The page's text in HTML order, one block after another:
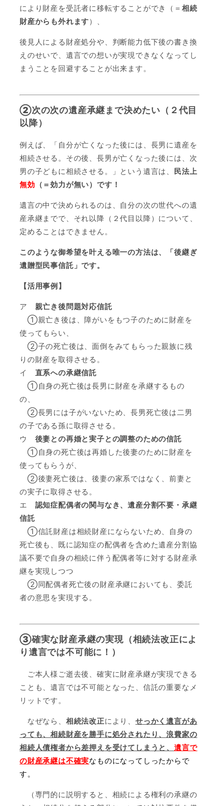
により財産を受託者に移転することができ（＝ 相続
財産からも外れます）、
後見人による財産処分や、判断能力低下後の書き換
えのせいで、遺言での想いが実現できなくなってし
まうことを回避することが出来ます。
②次の次の遺産承継まで決めたい（２代目
以降）
例えば、「自分が亡くなった後には、長男に遺産を
相続させる。その後、長男が亡くなった後には、次
男の子どもに相続させる。」という遺言は、 民法上
無効 （＝効力が無い）です！
遺言の中で決められるのは、自分の次の世代への遺
産承継までで、それ以降（２代目以降）について、
定めることはできません。
このような御希望を叶える唯一の方法は、「後継ぎ
遺贈型民事信託」です。
【活用事例】
ア 親亡き後問題対応信託
①親亡き後は、障がいをもつ子のために財産を
使ってもらい、
②子の死亡後は、面倒をみてもらった親族に残
りの財産を取得させる。
イ 直系への承継信託
①自身の死亡後は長男に財産を承継するもの
の、
②長男には子がいないため、長男死亡後は二男
の子である孫に取得させる。
ウ 後妻との再婚と実子との調整のための信託
①自身の死亡後は再婚した後妻のために財産を
使ってもらうが、
②後妻死亡後は、後妻の家系ではなく、前妻と
の実子に取得させる。
エ 認知症配偶者の関与なき、遺産分割不要・承継
信託
①信託財産は相続財産にならないため、自身の
死亡後も、既に認知症の配偶者を含めた遺産分割協
議不要で自身の相続に伴う配偶者等に対する財産承
継を実現しつつ
②同配偶者死亡後の財産承継においても、委託
者の意思を実現する。
③確実な財産承継の実現（相続法改正によ
り遺言では不可能に！）
ご本人様ご逝去後、確実に財産承継が実現できる
ことも、遺言では不可能となった、信託の重要なメ
リットです。
なぜなら、 相続法改正により、せっかく遺言があ
っても、相続財産を勝手に処分されたり、浪費家の
相続人債権者から差押えを受けてしまうと、 遺言で
の財産承継は不確実なものになってしったからで
す。
（専門的に説明すると、相続による権利の承継の